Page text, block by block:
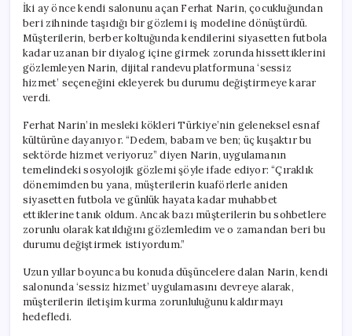
İki ay önce kendi salonunu açan Ferhat Narin, çocukluğundan
beri zihninde taşıdığı bir gözlemi iş modeline dönüştürdü.
Müşterilerin, berber koltuğunda kendilerini siyasetten futbola
kadar uzanan bir diyalog içine girmek zorunda hissettiklerini
gözlemleyen Narin, dijital randevu platformuna ‘sessiz
hizmet’ seçeneğini ekleyerek bu durumu değiştirmeye karar
verdi.
Ferhat Narin’in mesleki kökleri Türkiye’nin geleneksel esnaf
kültürüne dayanıyor. “Dedem, babam ve ben; üç kuşaktır bu
sektörde hizmet veriyoruz” diyen Narin, uygulamanın
temelindeki sosyolojik gözlemi şöyle ifade ediyor: “Çıraklık
dönemimden bu yana, müşterilerin kuaförlerle aniden
siyasetten futbola ve günlük hayata kadar muhabbet
ettiklerine tanık oldum. Ancak bazı müşterilerin bu sohbetlere
zorunlu olarak katıldığını gözlemledim ve o zamandan beri bu
durumu değiştirmek istiyordum.”
Uzun yıllar boyunca bu konuda düşüncelere dalan Narin, kendi
salonunda ‘sessiz hizmet’ uygulamasını devreye alarak,
müşterilerin iletişim kurma zorunluluğunu kaldırmayı
hedefledi.